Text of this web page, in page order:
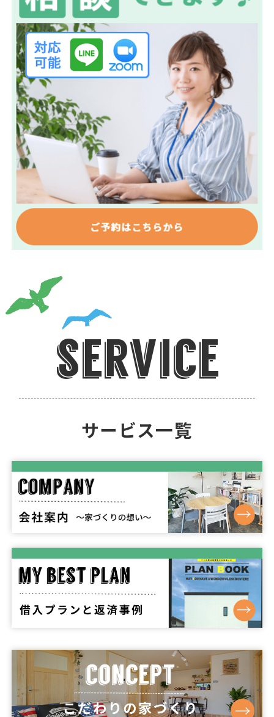
service
サービス一覧